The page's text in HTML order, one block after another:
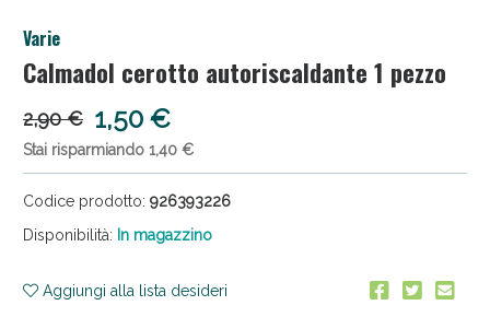
Varie
Calmadol cerotto autoriscaldante 1 pezzo
2,90 € 1,50 €
Stai risparmiando 1,40 €
Codice prodotto: 926393226
Disponibilità: In magazzino
Aggiungi alla lista desideri
Salini e Multivitaminici: oggi Sconto extra fino al